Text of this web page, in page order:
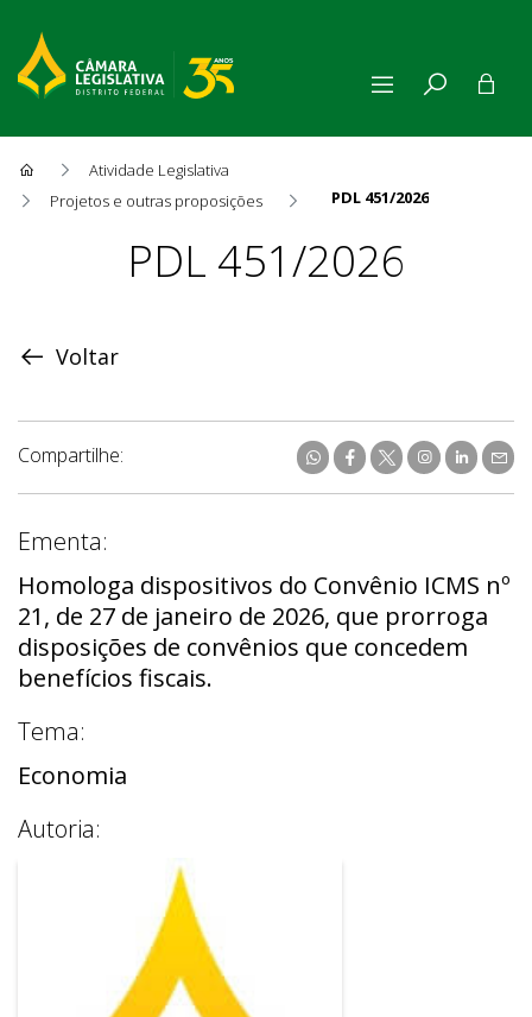
Atividade Legislativa
Projetos e outras proposições
PDL 451/2026
ProposiçãoPDL 451/2026
Voltar
Compartilhe:
Ementa:
Homologa dispositivos do Convênio ICMS nº
21, de 27 de janeiro de 2026, que prorroga
disposições de convênios que concedem
benefícios fiscais.
Tema:
Economia
Autoria: